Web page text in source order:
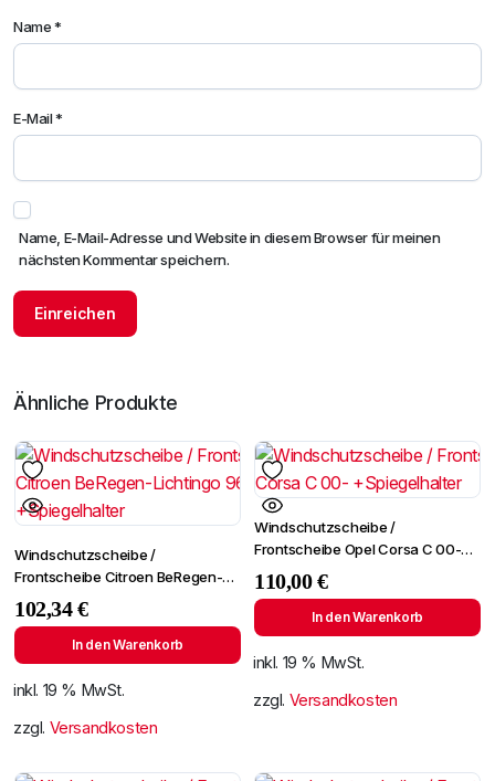
Name*
E-Mail*
Name, E-Mail-Adresse und Website in diesem Browser für meinen
nächsten Kommentar speichern.
Ähnliche Produkte
Windschutzscheibe /
Frontscheibe Citroen BeRegen-
Lichtingo 96- +Spiegelhalter
102,34€
In den Warenkorb
inkl. 19 % MwSt.
zzgl. Versandkosten
Windschutzscheibe /
Frontscheibe Opel Corsa C 00-
+Spiegelhalter
110,00€
In den Warenkorb
inkl. 19 % MwSt.
zzgl. Versandkosten